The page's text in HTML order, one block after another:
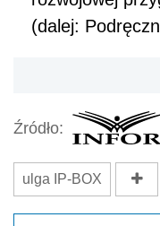
(dalej:
Źródło:
ulga IP-BOX